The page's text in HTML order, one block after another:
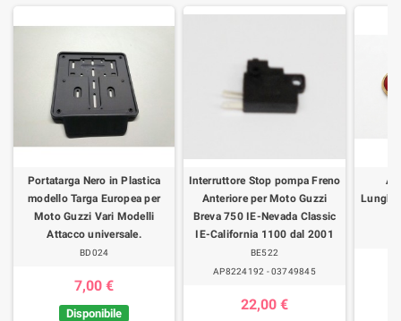
Portatarga Nero in Plastica
modello Targa Europea per
Moto Guzzi Vari Modelli
Attacco universale.
BD024
7,00 €
Disponibile
Interruttore Stop pompa Freno
Anteriore per Moto Guzzi
Breva 750 IE-Nevada Classic
IE-California 1100 dal 2001
BE522
AP8224192 - 03749845
22,00 €